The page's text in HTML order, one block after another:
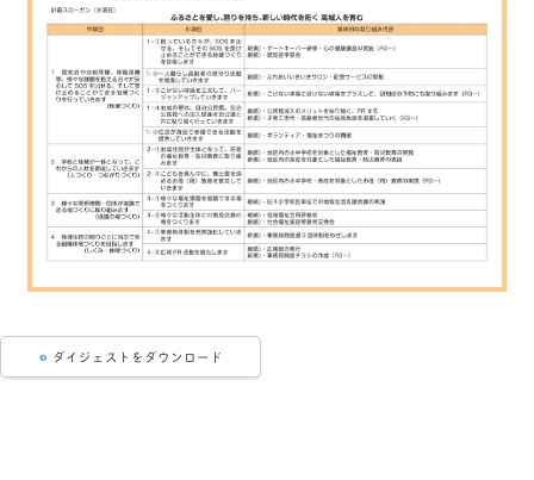
ダイジェストをダウンロード